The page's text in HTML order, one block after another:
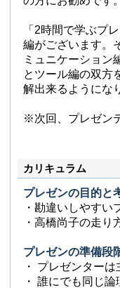
「2時間で学ぶプ
編がございます。
ミュニケーション
とツール編の双方
解出来るようにな
※次回、プレゼン
カリキュラム
プレゼンの目的と
・勘違いしやす
・高橋尚子の走
プレゼンの準備段
・ プレゼンター
・ 誰にでも同じ